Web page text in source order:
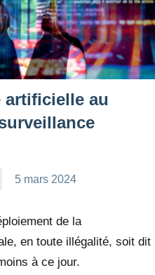
artificielle au
5 mars 2024
de la
en toute illégalité, soit dit
à ce jour.